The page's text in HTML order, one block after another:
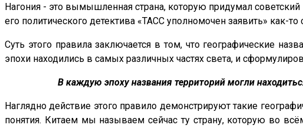
Нагония - это вымышленная страна, которую придумал
его политического детектива «ТАСС уполномочен заявить» как-
Суть этого правила заключается в том, что географические
эпохи находились в самых различных частях света, и
В каждую эпоху названия территорий могли
Наглядно действие этого правило демонстрируют такие
понятия. Китаем мы называем сейчас ту страну, которую во